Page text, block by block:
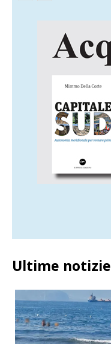
Ultime notizie